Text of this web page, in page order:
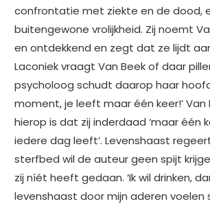
confrontatie met ziekte en de dood,
buitengewone vrolijkheid. Zij noemt
en ontdekkend en zegt dat ze lijdt
Laconiek vraagt Van Beek of daar
psycholoog schudt daarop haar
moment, je leeft maar één keer!’ Van
hierop is dat zij inderdaad ‘maar één
iedere dag leeft’. Levenshaast
sterfbed wil de auteur geen spijt
zij níét heeft gedaan. ‘Ik wil drinken,
levenshaast door mijn aderen voelen